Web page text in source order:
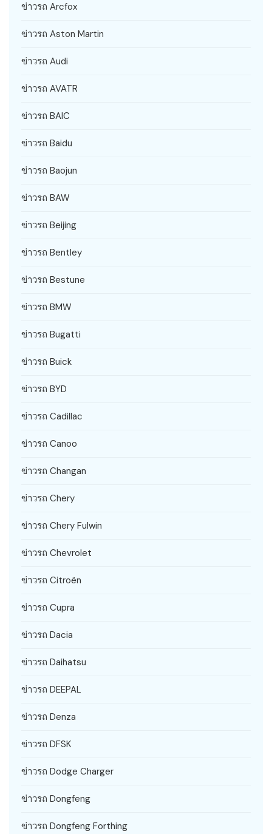
ข่าวรถ Arcfox
ข่าวรถ Aston Martin
ข่าวรถ Audi
ข่าวรถ AVATR
ข่าวรถ BAIC
ข่าวรถ Baidu
ข่าวรถ Baojun
ข่าวรถ BAW
ข่าวรถ Beijing
ข่าวรถ Bentley
ข่าวรถ Bestune
ข่าวรถ BMW
ข่าวรถ Bugatti
ข่าวรถ Buick
ข่าวรถ BYD
ข่าวรถ Cadillac
ข่าวรถ Canoo
ข่าวรถ Changan
ข่าวรถ Chery
ข่าวรถ Chery Fulwin
ข่าวรถ Chevrolet
ข่าวรถ Citroën
ข่าวรถ Cupra
ข่าวรถ Dacia
ข่าวรถ Daihatsu
ข่าวรถ DEEPAL
ข่าวรถ Denza
ข่าวรถ DFSK
ข่าวรถ Dodge Charger
ข่าวรถ Dongfeng
ข่าวรถ Dongfeng Forthing